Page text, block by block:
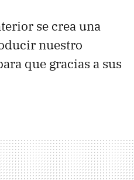
se crea una
nuestro
que gracias a sus